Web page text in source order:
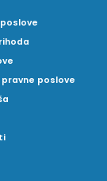
poslove